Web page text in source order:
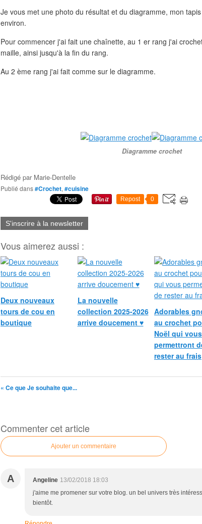
Je vous met une photo du résultat et du diagramme, mon
environ.
Pour commencer j'ai fait une chaînette, au 1 er rang j'ai
maille, ainsi jusqu'à la fin du rang.
Au 2 ème rang j'ai fait comme sur le diagramme.
Diagramme crochet
Rédigé par Marie-Dentelle
Publié dans#Crochet, #cuisine
Repost 0
S'inscrire à la newsletter
Vous aimerez aussi :
Deux nouveaux
tours de cou en
boutique
La nouvelle
collection 2025-2026
arrive doucement ♥
Adorables
au crochet
Noël qui vous
permettront
rester au frais
« Ce que Je souhaite que...
Commenter cet article
Ajouter un commentaire
A Angeline 13/02/2018 18:03
j'aime me promener sur votre blog. un bel univers très
bientôt.